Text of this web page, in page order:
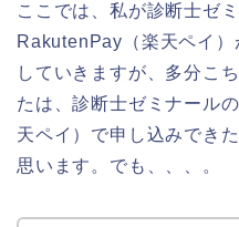
ここでは、私が診断士ゼ
RakutenPay（楽天ペイ
していきますが、多分こ
たは、診断士ゼミナール
天ペイ）で申し込みでき
思います。でも、、、。